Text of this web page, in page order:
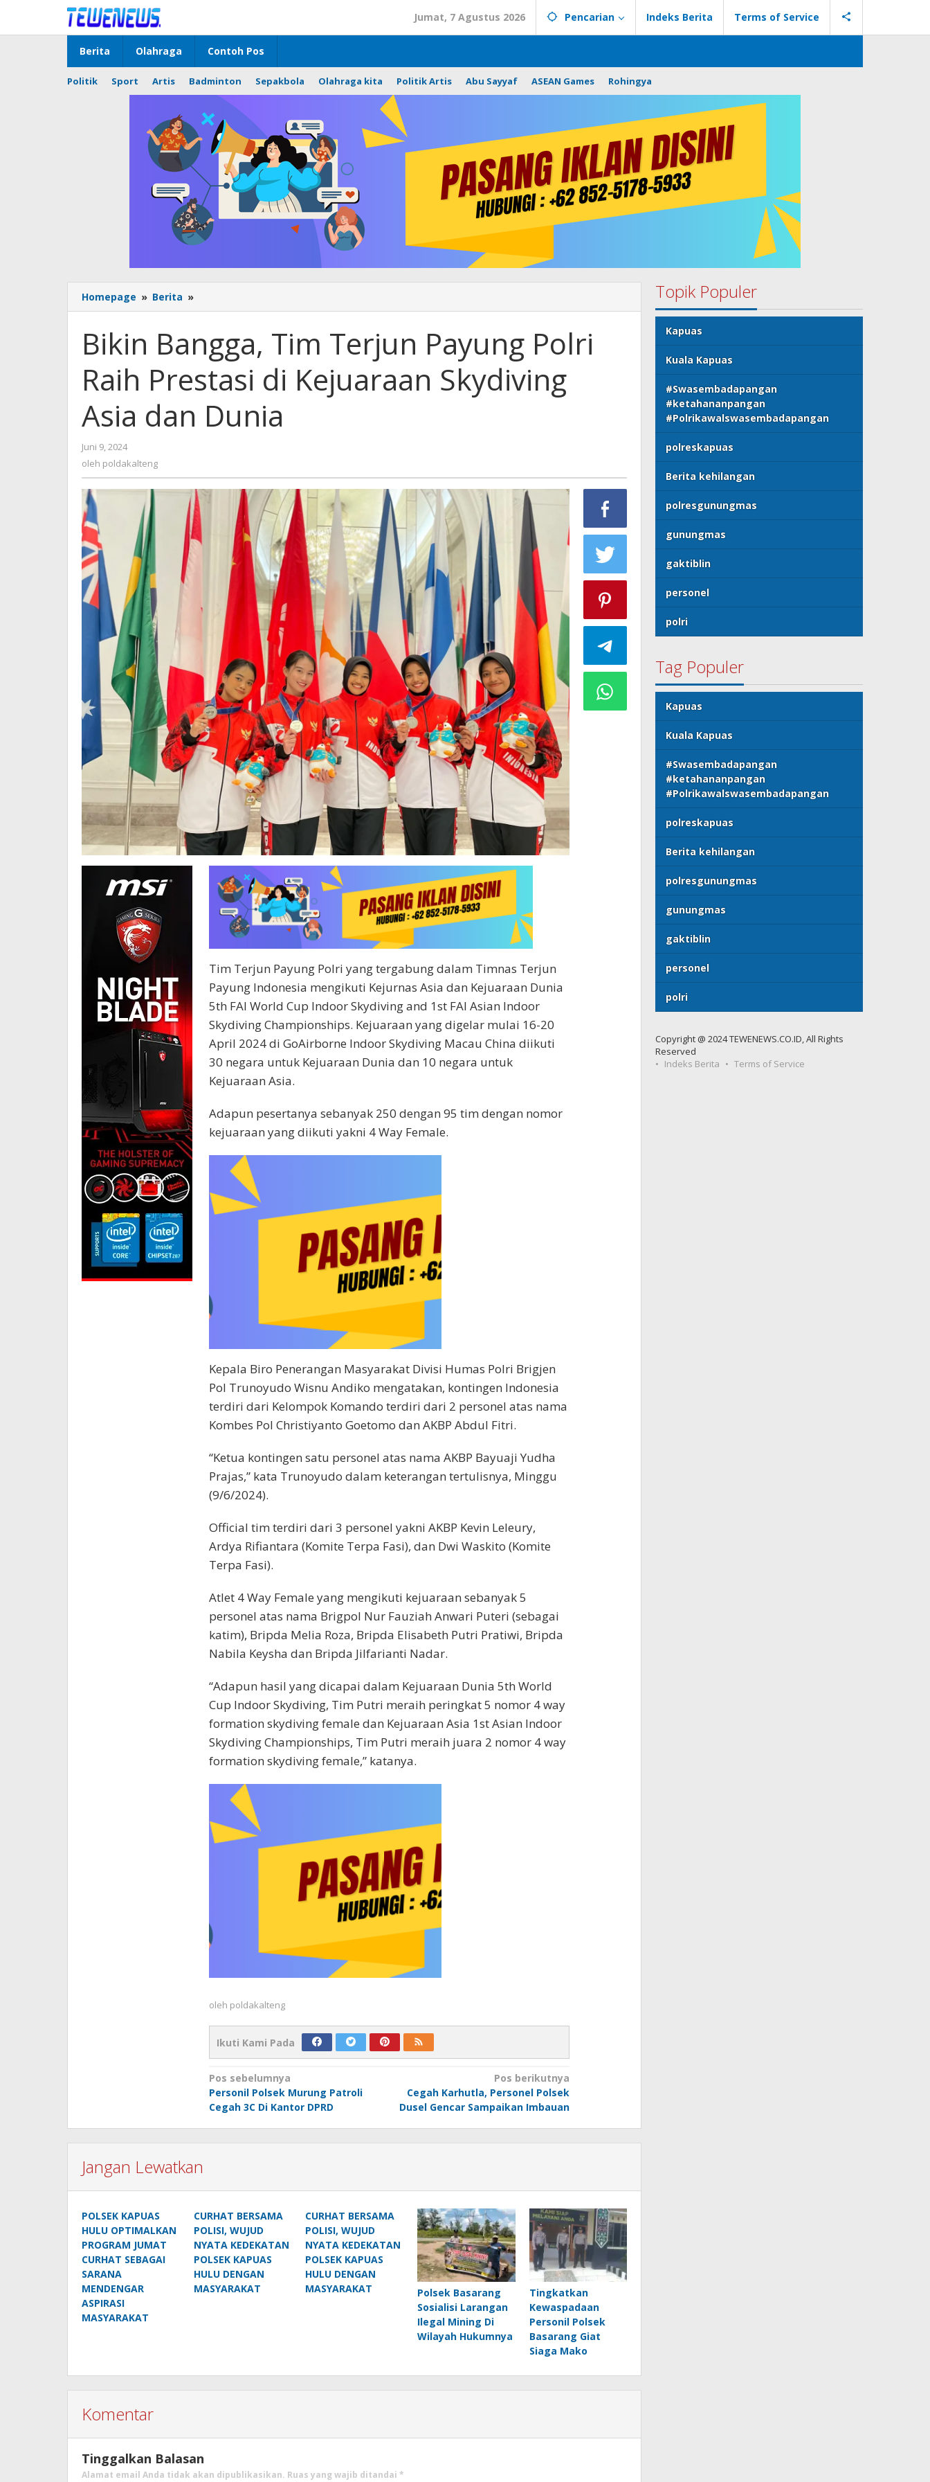
konten
Jumat, 7 Agustus 2026 Pencarian Indeks Berita Terms of Service
Berita Olahraga Contoh Pos
Politik Sport Artis Badminton Sepakbola Olahraga kita Politik Artis Abu Sayyaf ASEAN Games Rohingya
Homepage » Berita »
Bangga,
Terjun
Payung
Polri
Raih
Kejuaraan
Bikin Bangga, Tim Terjun Payung Polri
Raih Prestasi di Kejuaraan Skydiving
Asia dan Dunia
Juni 9, 2024
poldakalteng
oleh poldakalteng
Tim Terjun Payung Polri yang tergabung dalam Timnas Terjun
Payung Indonesia mengikuti Kejurnas Asia dan Kejuaraan Dunia
5th FAI World Cup Indoor Skydiving and 1st FAI Asian Indoor
Skydiving Championships. Kejuaraan yang digelar mulai 16-20
April 2024 di GoAirborne Indoor Skydiving Macau China diikuti
30 negara untuk Kejuaraan Dunia dan 10 negara untuk
Kejuaraan Asia.
Adapun pesertanya sebanyak 250 dengan 95 tim dengan nomor
kejuaraan yang diikuti yakni 4 Way Female.
Kepala Biro Penerangan Masyarakat Divisi Humas Polri Brigjen
Pol Trunoyudo Wisnu Andiko mengatakan, kontingen Indonesia
terdiri dari Kelompok Komando terdiri dari 2 personel atas nama
Kombes Pol Christiyanto Goetomo dan AKBP Abdul Fitri.
“Ketua kontingen satu personel atas nama AKBP Bayuaji Yudha
Prajas,” kata Trunoyudo dalam keterangan tertulisnya, Minggu
(9/6/2024).
Official tim terdiri dari 3 personel yakni AKBP Kevin Leleury,
Ardya Rifiantara (Komite Terpa Fasi), dan Dwi Waskito (Komite
Terpa Fasi).
Atlet 4 Way Female yang mengikuti kejuaraan sebanyak 5
personel atas nama Brigpol Nur Fauziah Anwari Puteri (sebagai
katim), Bripda Melia Roza, Bripda Elisabeth Putri Pratiwi, Bripda
Nabila Keysha dan Bripda Jilfarianti Nadar.
“Adapun hasil yang dicapai dalam Kejuaraan Dunia 5th World
Cup Indoor Skydiving, Tim Putri meraih peringkat 5 nomor 4 way
formation skydiving female dan Kejuaraan Asia 1st Asian Indoor
Skydiving Championships, Tim Putri meraih juara 2 nomor 4 way
formation skydiving female,” katanya.
oleh poldakalteng
Ikuti Kami Pada
Navigasi
pos
Pos sebelumnya
Personil Polsek Murung Patroli
Cegah 3C Di Kantor DPRD
Pos berikutnya
Cegah Karhutla, Personel Polsek
Dusel Gencar Sampaikan Imbauan
Jangan Lewatkan
POLSEK KAPUAS
HULU OPTIMALKAN
PROGRAM JUMAT
CURHAT SEBAGAI
SARANA
MENDENGAR
ASPIRASI
MASYARAKAT
CURHAT BERSAMA
POLISI, WUJUD
NYATA KEDEKATAN
POLSEK KAPUAS
HULU DENGAN
MASYARAKAT
CURHAT BERSAMA
POLISI, WUJUD
NYATA KEDEKATAN
POLSEK KAPUAS
HULU DENGAN
MASYARAKAT
Polsek Basarang
Sosialisi Larangan
Ilegal Mining Di
Wilayah Hukumnya
Tingkatkan
Kewaspadaan
Personil Polsek
Basarang Giat
Siaga Mako
Komentar
Tinggalkan Balasan
Alamat email Anda tidak akan dipublikasikan. Ruas yang wajib ditandai *
Topik Populer
Kapuas
Kuala Kapuas
#Swasembadapangan
#ketahananpangan
#Polrikawalswasembadapangan
polreskapuas
Berita kehilangan
polresgunungmas
gunungmas
gaktiblin
personel
polri
Tag Populer
Kapuas
Kuala Kapuas
#Swasembadapangan
#ketahananpangan
#Polrikawalswasembadapangan
polreskapuas
Berita kehilangan
polresgunungmas
gunungmas
gaktiblin
personel
polri
Copyright @ 2024 TEWENEWS.CO.ID, All Rights
Reserved
Indeks Berita
Terms of Service